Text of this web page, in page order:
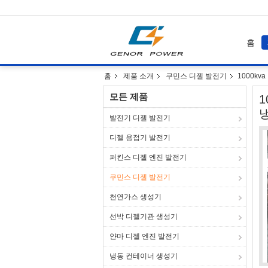
홈
홈 제품 소개 쿠민스 디젤 발전기 1000kva
모든 제품
발전기 디젤 발전기
디젤 용접기 발전기
퍼킨스 디젤 엔진 발전기
쿠민스 디젤 발전기
천연가스 생성기
선박 디젤기관 생성기
얀마 디젤 엔진 발전기
냉동 컨테이너 생성기